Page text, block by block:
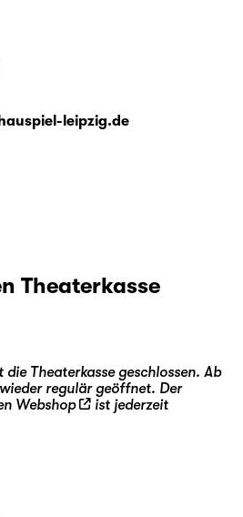
leipzig.de
Theaterkasse
die Theaterkasse geschlossen. Ab
regulär geöffnet. Der
Webshop
ist jederzeit